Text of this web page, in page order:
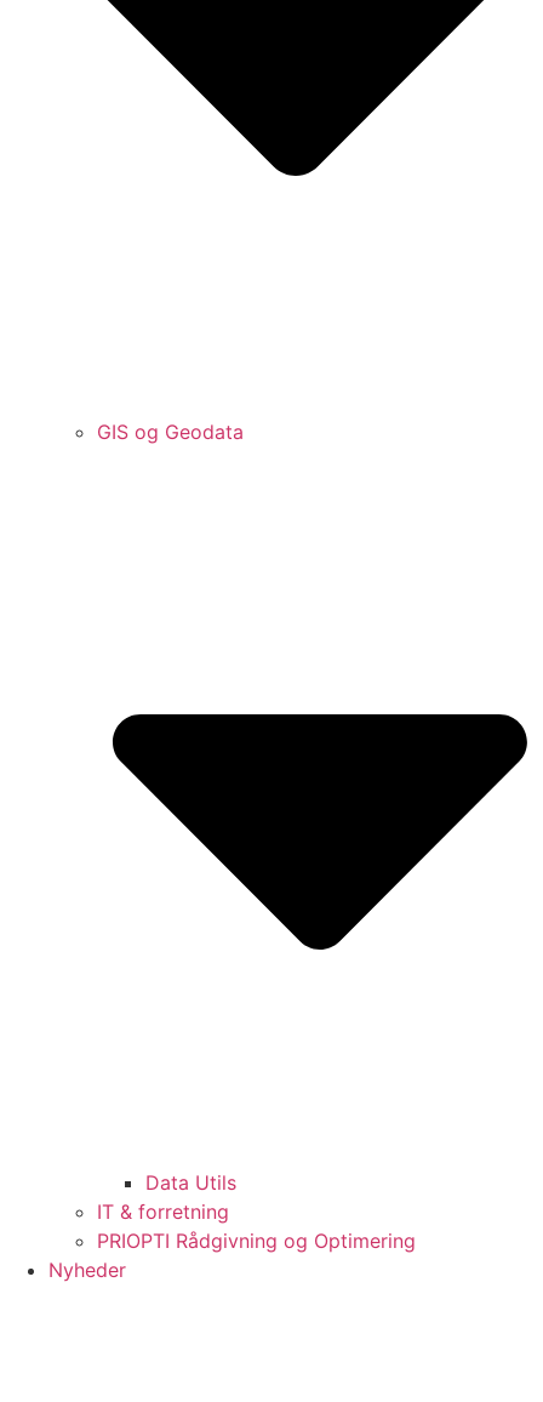
GIS og Geodata
Data Utils
IT & forretning
PRIOPTI Rådgivning og Optimering
Nyheder